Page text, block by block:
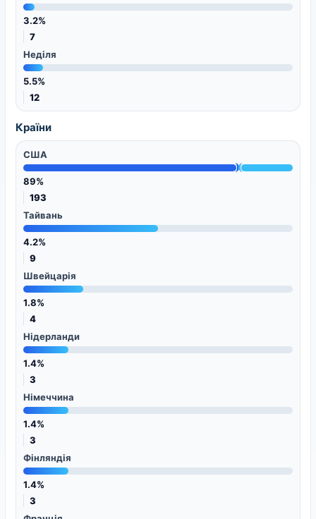
3.2%
7
Неділя
5.5%
12
Країни
США
89%
193
Тайвань
4.2%
9
Швейцарія
1.8%
4
Нідерланди
1.4%
3
Німеччина
1.4%
3
Фінляндія
1.4%
3